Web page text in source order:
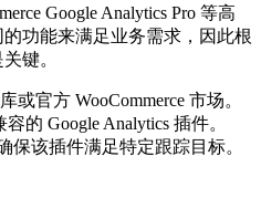
Google Analytics Pro 等高
功能来满足业务需求，因此根
键。
或官方 WooCommerce 市场。
的 Google Analytics 插件。
保该插件满足特定跟踪目标。